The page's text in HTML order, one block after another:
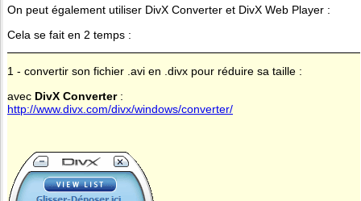
On peut également utiliser DivX Converter et DivX Web Player :
Cela se fait en 2 temps :
1 - convertir son fichier .avi en .divx pour réduire sa taille :
avec DivX Converter:
http://www.divx.com/divx/windows/converter/